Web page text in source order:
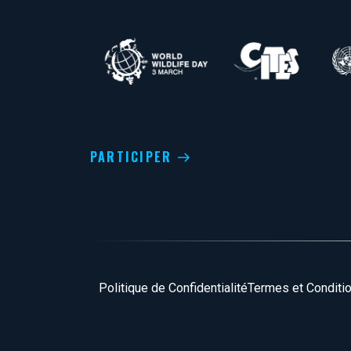
PARTICIPER
Politique de ConfidentialitéTermes et